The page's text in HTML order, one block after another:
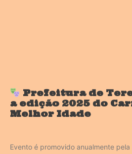
Prefeitura de
a edição 2025 do
Melhor Idade
Evento é promovido anualmente pela